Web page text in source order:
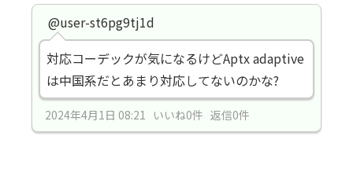
@user-st6pg9tj1d
対応コーデックが気になるけどAptx adaptive
は中国系だとあまり対応してないのかな?
2024年4月1日 08:21 いいね0件 返信0件